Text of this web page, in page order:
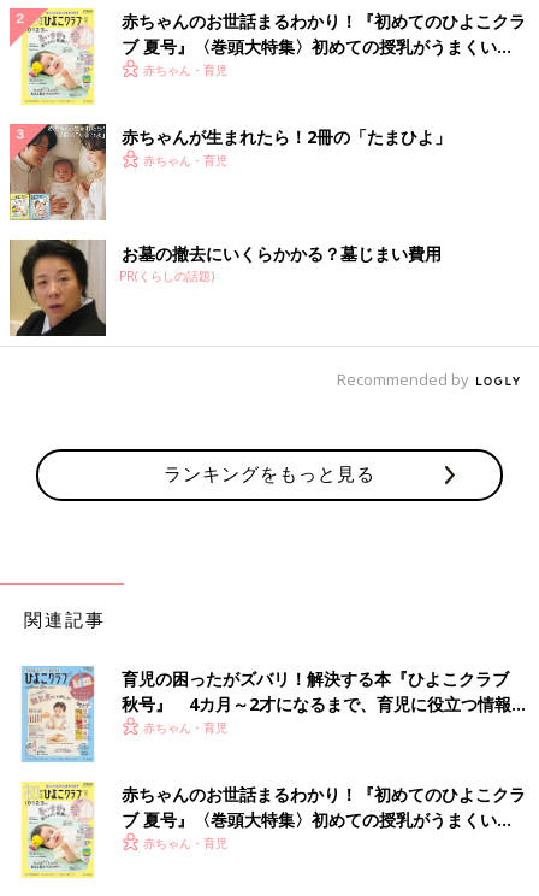
赤ちゃんのお世話まるわかり！『初めてのひよこクラ
ブ 夏号』〈巻頭大特集〉初めての授乳がうまくい
く！ おっぱい・ミルクの基本と夏のトラブル 解決テ
赤ちゃん・育児
赤ちゃんが生まれたら！2冊の「たまひよ」
赤ちゃん・育児
お墓の撤去にいくらかかる？墓じまい費用
PR(くらしの話題)
Recommended by
ランキングをもっと見る
関連記事
育児の困ったがズバリ！解決する本『ひよこクラブ
秋号』 4カ月～2才になるまで、育児に役立つ情報が
いっぱい！
赤ちゃん・育児
赤ちゃんのお世話まるわかり！『初めてのひよこクラ
ブ 夏号』〈巻頭大特集〉初めての授乳がうまくい
く！ おっぱい・ミルクの基本と夏のトラブル 解決テ
赤ちゃん・育児